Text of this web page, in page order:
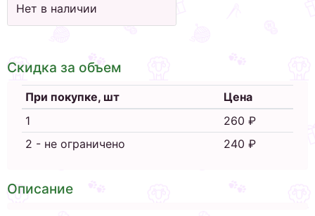
Нет в наличии
Скидка за объем
При покупке, шт
Цена
1
260 ₽
2 - не ограничено
240 ₽
Описание